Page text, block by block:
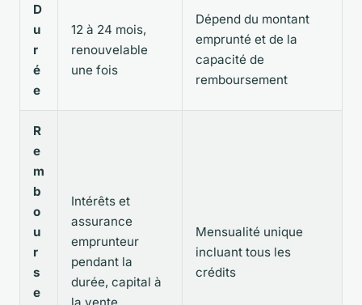
D
u
r
é
e
12 à 24 mois,
renouvelable
une fois
Dépend du montant
emprunté et de la
capacité de
remboursement
R
e
m
b
o
u
r
s
e
Intérêts et
assurance
emprunteur
pendant la
durée, capital à
la vente
Mensualité unique
incluant tous les
crédits